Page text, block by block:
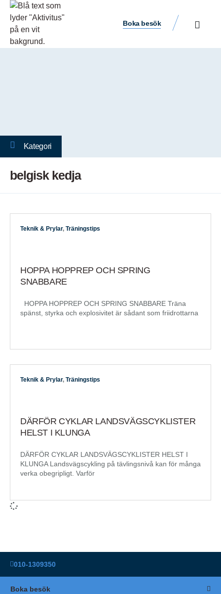
Boka besök
Kategori
belgisk kedja
Teknik & Prylar, Träningstips
HOPPA HOPPREP OCH SPRING
SNABBARE
HOPPA HOPPREP OCH SPRING SNABBARE Träna
spänst, styrka och explosivitet är sådant som friidrottarna
Teknik & Prylar, Träningstips
DÄRFÖR CYKLAR LANDSVÄGSCYKLISTER
HELST I KLUNGA
DÄRFÖR CYKLAR LANDSVÄGSCYKLISTER HELST I
KLUNGA Landsvägscykling på tävlingsnivå kan för många
verka obegripligt. Varför
010-1309350
Boka besök